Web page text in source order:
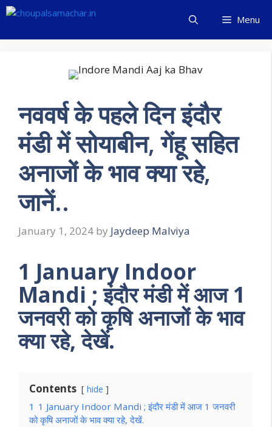
Skip
content
Menu
नववर्ष के पहले दिन इंदौर
मंडी में सोयाबीन, गेंहू सहित
अनाजों के भाव क्या रहे,
जानें..
January 1, 2024 by Jaydeep Malviya
1 January Indoor
Mandi ; इंदौर मंडी में आज 1
जनवरी को कृषि अनाजों के भाव
क्या रहे, देखें.
Contents hide
1 1 January Indoor Mandi ; इंदौर मंडी में आज 1 जनवरी
को कृषि अनाजों के भाव क्या रहे, देखें.